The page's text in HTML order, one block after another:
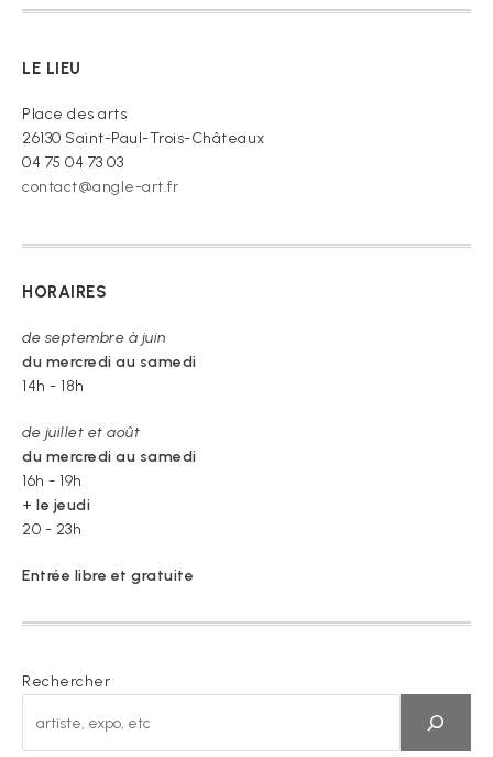
vous
LE LIEU
Place des arts
26130 Saint-Paul-Trois-Châteaux
04 75 04 73 03
contact@angle-art.fr
HORAIRES
de septembre à juin
du mercredi au samedi
14h - 18h
de juillet et août
du mercredi au samedi
16h - 19h
+ le jeudi
20 - 23h
Entrée libre et gratuite
Rechercher